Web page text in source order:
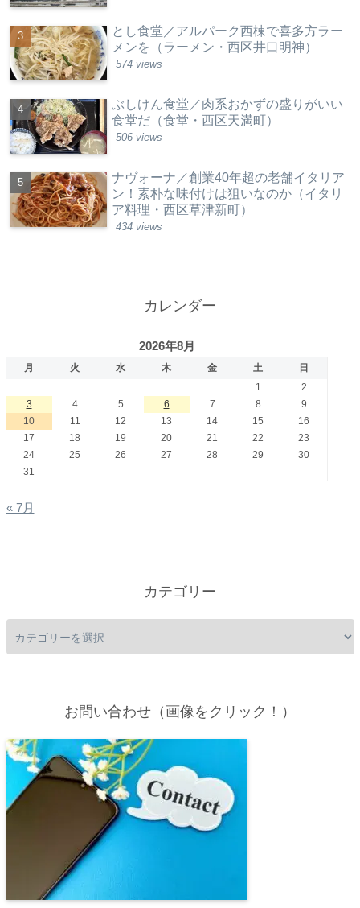
とし食堂／アルパーク西棟で喜多方ラー
メンを（ラーメン・西区井口明神）
574 views
ぶしけん食堂／肉系おかずの盛りがいい
食堂だ（食堂・西区天満町）
506 views
ナヴォーナ／創業40年超の老舗イタリア
ン！素朴な味付けは狙いなのか（イタリ
ア料理・西区草津新町）
434 views
カレンダー
2026年8月
月 火 水 木 金 土
日
1
2
3
4 5 6 7 8
9
10
11 12 13 14 15
16
17
18 19 20 21 22
23
24
25 26 27 28 29
30
31
« 7月
カテゴリー
お問い合わせ（画像をクリック！）